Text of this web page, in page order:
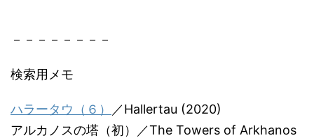
－－－－－－－－
検索用メモ
ハラータウ（６）
／Hallertau (2020)
アルカノスの塔（初）／The Towers of Arkhanos